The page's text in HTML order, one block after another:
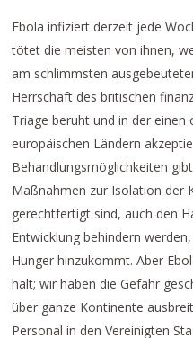
Ebola infiziert derzeit jede
tötet die meisten von ihnen,
am schlimmsten
Herrschaft des britischen
Triage beruht und in der
europäischen Ländern
Behandlungsmöglichkeiten
Maßnahmen zur Isolation der
gerechtfertigt sind, auch den
Entwicklung behindern
Hunger hinzukommt. Aber
halt; wir haben die Gefahr
über ganze Kontinente
Personal in den Vereinigten